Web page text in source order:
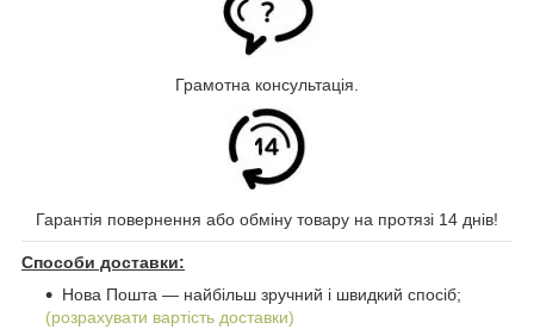
Грамотна консультація.
Гарантія повернення або обміну товару на протязі 14 днів!
Способи доставки:
Нова Пошта ― найбільш зручний і швидкий спосіб;
(розрахувати вартість доставки)